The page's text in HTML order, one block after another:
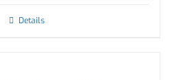
Details